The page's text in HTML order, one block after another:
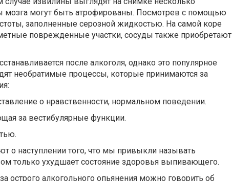
мозга могут быть атрофированы. Посмотрев с помощью
заполненные серозной жидкостью. На самой коре
поврежденные участки, сосуды также приобретают
после алкоголя, однако это популярное
необратимые процессы, которые принимаются за
о нравственности, нормальном поведении.
за вестибулярные функции.
о наступлении того, что мы привыкли называть
только ухудшает состояние здоровья выпивающего.
острого алкогольного опьянения можно говорить об